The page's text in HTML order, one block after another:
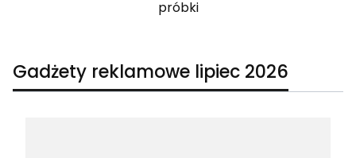
próbki
Gadżety reklamowe lipiec 2026